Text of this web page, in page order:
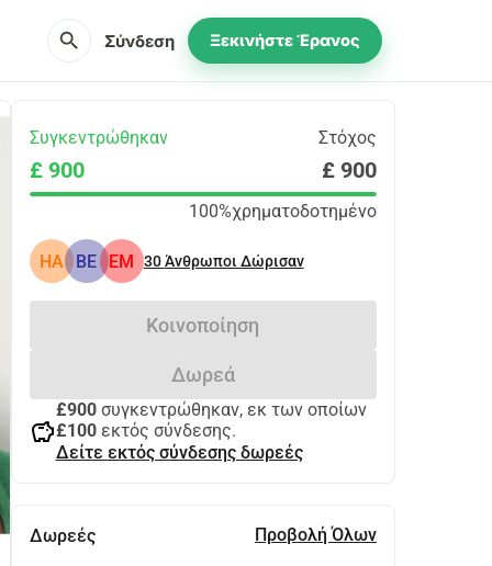
search Σύνδεση Ξεκινήστε Έρανος
Συγκεντρώθηκαν Στόχος
£ 900 £ 900
100%χρηματοδοτημένο
HA BE EM 30Άνθρωποι Δώρισαν
Κοινοποίηση
Δωρεά
savings
£900συγκεντρώθηκαν, εκ των οποίων
£100εκτός σύνδεσης.
Δείτε εκτός σύνδεσης δωρεές
Δωρεές Προβολή Όλων